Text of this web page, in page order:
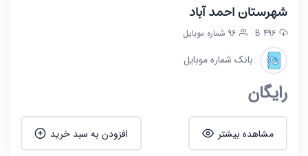
شهرستان احمد آباد
496 B 96 شماره موبایل
بانک شماره موبایل
رایگان
مشاهده بیشتر افزودن به سبد خرید